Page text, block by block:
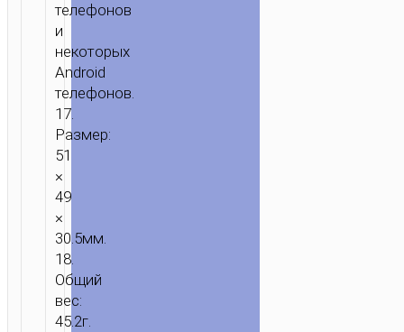
телефонов
и
некоторых
Android
телефонов.
17.
Размер:
51
×
49
×
30.5мм.
18.
Общий
вес:
45.2г.